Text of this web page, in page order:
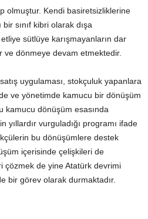
olmuştur. Kendi basiretsizliklerine
sınıf kibri olarak dışa
sütlüye karışmayanların dar
ve dönmeye devam etmektedir.
uygulaması, stokçuluk yapanlara
ve yönetimde kamucu bir dönüşüm
kamucu dönüşüm esasında
yıllardır vurguladığı programı ifade
bu dönüşümlere destek
içerisinde çelişkileri de
çözmek de yine Atatürk devrimi
bir görev olarak durmaktadır.